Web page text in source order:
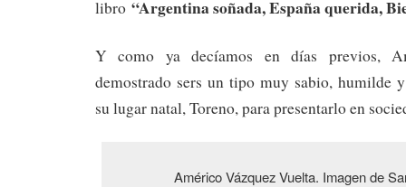
libro “Argentina soñada, España querida,
Y como ya decíamos en días previos,
demostrado sers un tipo muy sabio, humilde
su lugar natal, Toreno, para presentarlo en
Américo Vázquez Vuelta. Imagen de